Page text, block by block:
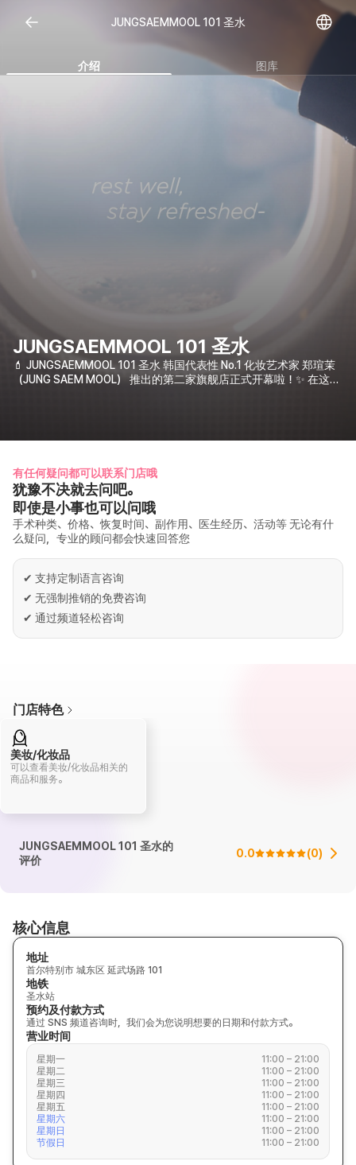
JUNGSAEMMOOL 101 圣水
介绍 图库
JUNGSAEMMOOL 101 圣水
💄 JUNGSAEMMOOL 101 圣水 韩国代表性 No.1 化妆艺术家 郑瑄茉
（JUNG SAEM MOOL） 推出的第二家旗舰店正式开幕啦！✨ 在这间
间 11:00 - 21:00
有任何疑问都可以联系门店哦
犹豫不决就去问吧。
即使是小事也可以问哦
手术种类、价格、恢复时间、副作用、医生经历、活动等 无论有什
么疑问，专业的顾问都会快速回答您
✔ 支持定制语言咨询
✔ 无强制推销的免费咨询
✔ 通过频道轻松咨询
门店特色
美妆/化妆品
可以查看美妆/化妆品相关的
商品和服务。
JUNGSAEMMOOL 101 圣水的
评价
0.0 (0)
核心信息
地址
首尔特别市 城东区 延武场路 101
地铁
圣水站
预约及付款方式
通过 SNS 频道咨询时，我们会为您说明想要的日期和付款方式。
营业时间
星期一
11:00 – 21:00
星期二
11:00 – 21:00
星期三
11:00 – 21:00
星期四
11:00 – 21:00
星期五
11:00 – 21:00
星期六
11:00 – 21:00
星期日
11:00 – 21:00
节假日
11:00 – 21:00